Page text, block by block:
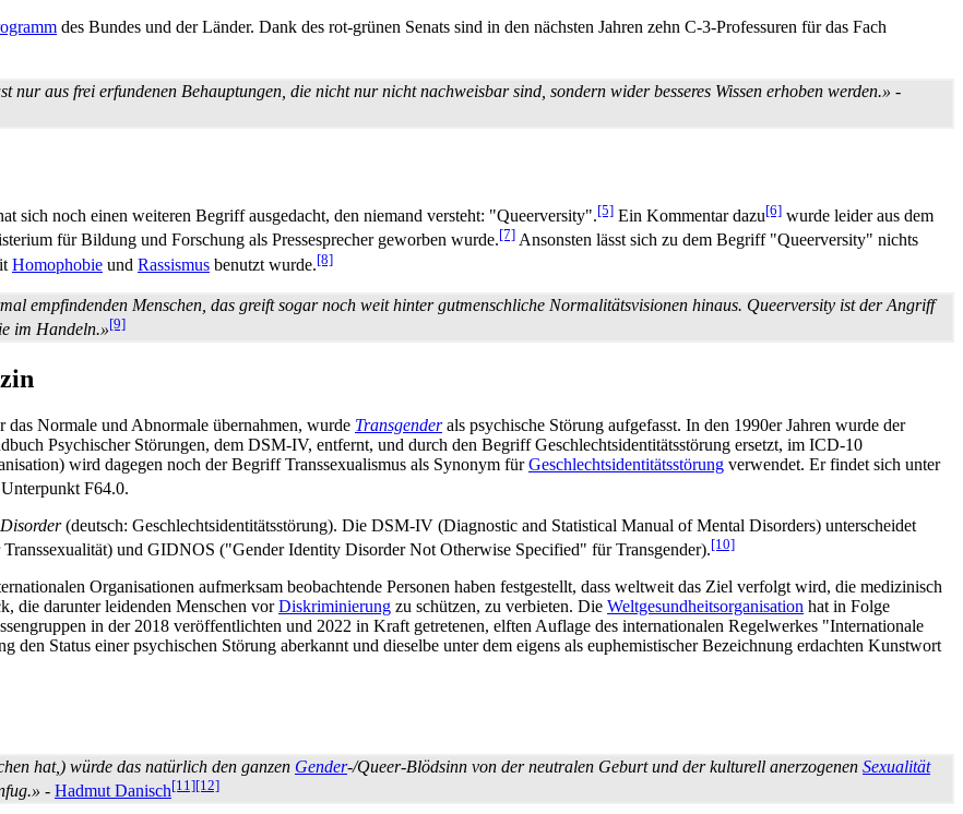
des Bundes und der Länder. Dank des rot-grünen Senats sind in den nächsten Jahren zehn C-3-Professuren für das Fach
nur aus frei erfundenen Behauptungen, die nicht nur nicht nachweisbar sind, sondern wider besseres Wissen erhoben werden.» -
sich noch einen weiteren Begriff ausgedacht, den niemand versteht: "Queerversity".[5] Ein Kommentar dazu[6] wurde leider aus dem
für Bildung und Forschung als Presse­sprecher geworben wurde.[7] Ansonsten lässt sich zu dem Begriff "Queerversity" nichts
Homophobie und Rassismus benutzt wurde.[8]
empfindenden Menschen, das greift sogar noch weit hinter gutmenschliche Normalitäts­visionen hinaus. Queerversity ist der Angriff
im Handeln.»[9]
das Normale und Abnormale übernahmen, wurde Transgenderals psychische Störung aufgefasst. In den 1990er Jahren wurde der
Psychischer Störungen, dem DSM-IV, entfernt, und durch den Begriff Geschlechts­identitäts­störung ersetzt, im ICD-10
wird dagegen noch der Begriff Trans­sexualismus als Synonym fürGeschlechtsidentitätsstörung verwendet. Er findet sich unter
F64.0.
(deutsch: Geschlechts­identitäts­störung). Die DSM-IV (Diagnostic and Statistical Manual of Mental Disorders) unterscheidet
und GIDNOS ("Gender Identity Disorder Not Otherwise Specified" für Transgender).[10]
Organisationen aufmerksam beobachtende Personen haben festgestellt, dass weltweit das Ziel verfolgt wird, die medizinisch
die darunter leidenden Menschen vorDiskriminierung zu schützen, zu verbieten. Die Weltgesundheitsorganisation hat in Folge
in der 2018 veröffentlichten und 2022 in Kraft getretenen, elften Auflage des internationalen Regelwerkes "Internationale
Status einer psychischen Störung aberkannt und dieselbe unter dem eigens als euphemistischer Bezeichnung erdachten Kunstwort
hat,) würde das natürlich den ganzen Gender-/Queer-Blödsinn von der neutralen Geburt und der kulturell anerzogenen Sexualität
- Hadmut Danisch[11][12]